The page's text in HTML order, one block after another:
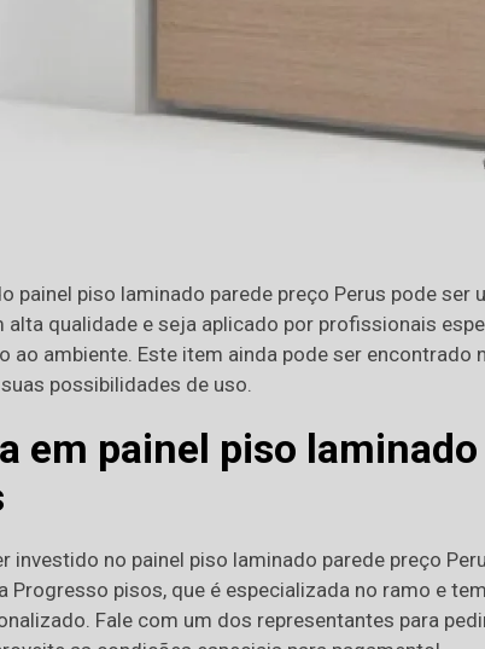
painel piso laminado parede preço Perus pode ser
alta qualidade e seja aplicado por profissionais
ao ambiente. Este item ainda pode ser encontrado
possibilidades de uso.
em painel piso
investido no painel piso laminado parede preço
Progresso pisos, que é especializada no ramo e
Fale com um dos representantes para